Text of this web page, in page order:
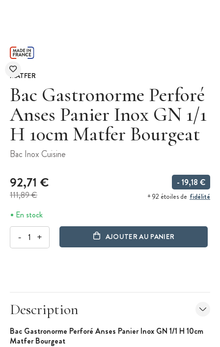
MATFER
Bac Gastronorme Perforé
Anses Panier Inox GN 1/1
H 10cm Matfer Bourgeat
Bac Inox Cuisine
92,71 €
111,89 €
- 19,18 €
+ 92 étoiles de fidélité
En stock
- + AJOUTER AU PANIER
Description
Bac Gastronorme Perforé Anses Panier Inox GN 1/1 H 10cm
Matfer Bourgeat